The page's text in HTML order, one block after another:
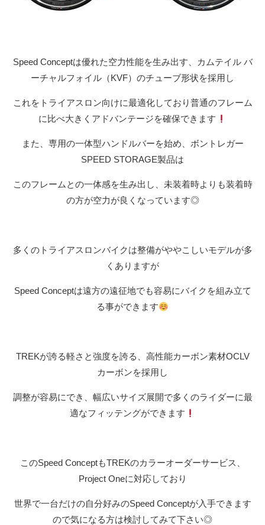
Speed Conceptは優れた空力性能を生み出す、カムテイル バ
ーチャルフォイル（KVF）のチューブ形状を採用し
これをトライアスロン向けに最適化しており普通のフレーム
に比べ大きくアドバンテージを確保できます
また、専用の一体型ハンドルバーを始め、ボントレガー
SPEED STORAGE製品は
このフレームとの一体感を生み出し、未装着時よりも装着時
の方が空力が良くなっています◎
多くのトライアスロンバイクは整備がややこしいモデルが多
くありますが
Speed Conceptは遠方の遠征地でも容易にバイクを組み立て
る事ができます
TREKが誇る軽さと強度を誇る、高性能カーボン素材OCLV
カーボンを採用し
調整が容易にでき、幅広いサイズ展開で多くのライダーに最
適なフィッテングができます
このSpeed ConceptもTREKのカラーオーダーサービス、
Project Oneに対応しており
世界で一台だけの自分好みのSpeed Conceptが入手できます
ので気になる方は検討してみて下さい◎